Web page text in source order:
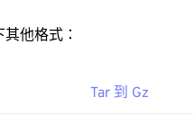
他格式：
Tar 到 Gz